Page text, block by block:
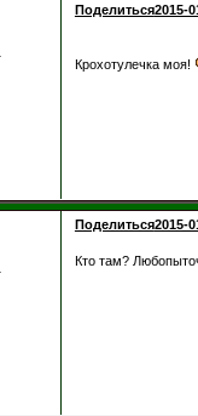
Поделиться2015-
Крохотулечка моя!
Поделиться2015-
Кто там?